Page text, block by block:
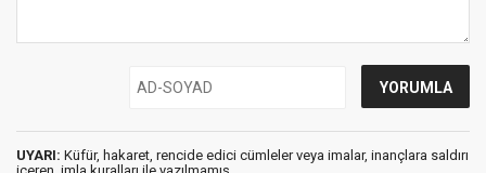
UYARI: Küfür, hakaret, rencide edici cümleler veya imalar, inançlara saldırı